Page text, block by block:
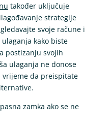
također uključuje
strategije
svoje račune i
kako biste
postizanju svojih
ulaganja ne donose
vrijeme da preispitate
zamka ako se ne